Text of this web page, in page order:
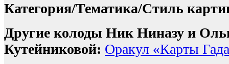
Категория/Тематика/Стиль
Другие колоды Ник Ниназу и
Кутейниковой: Оракул «Карты